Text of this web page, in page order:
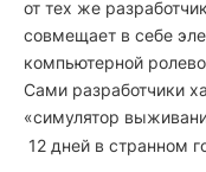
от тех же
совмещает в себе
компьютерной
Сами разработчики
«симулятор
12 дней в странном